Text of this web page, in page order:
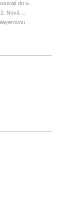
do u...
Nová ...
...